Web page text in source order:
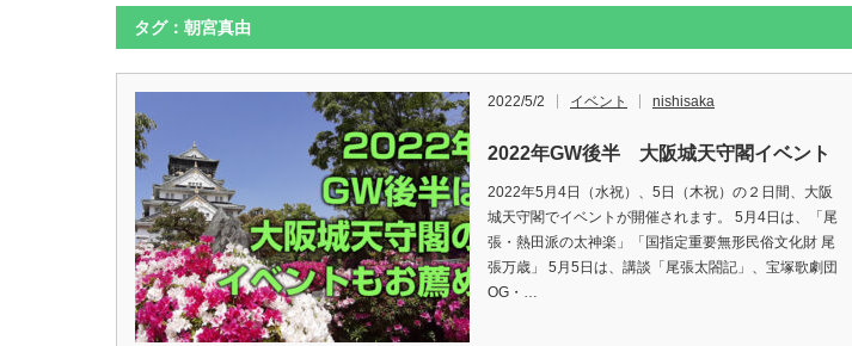
タグ：朝宮真由
2022/5/2 イベント nishisaka
2022年GW後半 大阪城天守閣イベント
2022年5月4日（水祝）、5日（木祝）の２日間、大阪
城天守閣でイベントが開催されます。 5月4日は、「尾
張・熱田派の太神楽」「国指定重要無形民俗文化財 尾
張万歳」 5月5日は、講談「尾張太閤記」、宝塚歌劇団
OG・…